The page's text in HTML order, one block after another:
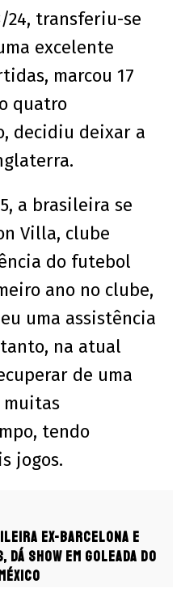
24, transferiu-se
excelente
marcou 17
quatro
decidiu deixar a
a brasileira se
Villa, clube
do futebol
ano no clube,
uma assistência
na atual
de uma
muitas
tendo
jogos.
ex-Barcelona e
dá show em goleada do